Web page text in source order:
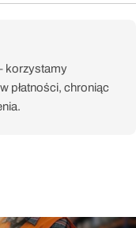
korzystamy
płatności, chroniąc